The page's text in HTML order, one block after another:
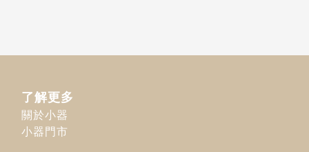
了解更多
關於小器
小器門市